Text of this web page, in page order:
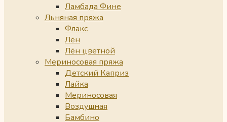
Ламбада Фине
Льняная пряжа
Флакс
Лён
Лён цветной
Мериносовая пряжа
Детский Каприз
Лайка
Мериносовая
Воздушная
Бамбино